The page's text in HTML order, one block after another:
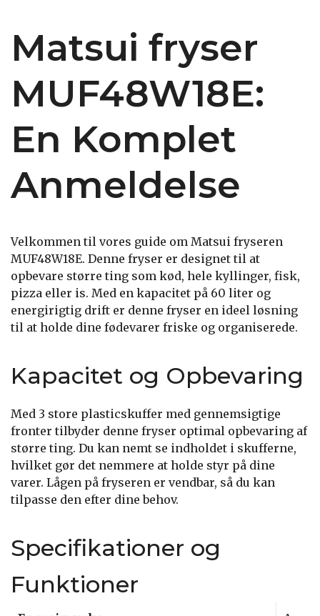
Matsui fryser
MUF48W18E:
En Komplet
Anmeldelse
Velkommen til vores guide om Matsui fryseren
MUF48W18E. Denne fryser er designet til at
opbevare større ting som kød, hele kyllinger, fisk,
pizza eller is. Med en kapacitet på 60 liter og
energirigtig drift er denne fryser en ideel løsning
til at holde dine fødevarer friske og organiserede.
Kapacitet og Opbevaring
Med 3 store plasticskuffer med gennemsigtige
fronter tilbyder denne fryser optimal opbevaring af
større ting. Du kan nemt se indholdet i skufferne,
hvilket gør det nemmere at holde styr på dine
varer. Lågen på fryseren er vendbar, så du kan
tilpasse den efter dine behov.
Specifikationer og
Funktioner